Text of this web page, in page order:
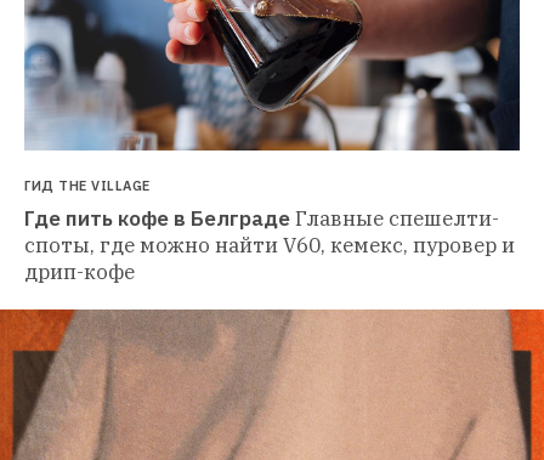
ГИД THE VILLAGE
Где пить кофе в БелградеГлавные спешелти-
споты, где можно найти V60, кемекс, пуровер и
дрип-кофе